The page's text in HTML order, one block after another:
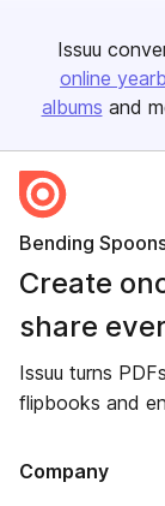
Issuu
online
albums and
Bending
Create
share
Issuu turns
flipbooks and
Company